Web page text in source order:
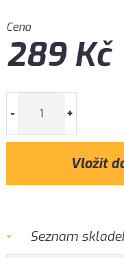
Cena
289Kč
- +
Seznam